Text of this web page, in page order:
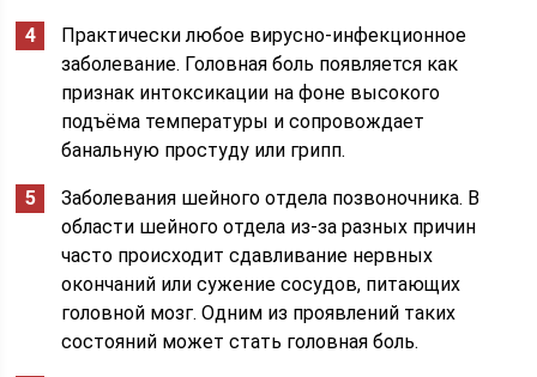
Практически любое вирусно-инфекционное
заболевание. Головная боль появляется как
признак интоксикации на фоне высокого
подъёма температуры и сопровождает
банальную простуду или грипп.
Заболевания шейного отдела позвоночника. В
области шейного отдела из-за разных причин
часто происходит сдавливание нервных
окончаний или сужение сосудов, питающих
головной мозг. Одним из проявлений таких
состояний может стать головная боль.